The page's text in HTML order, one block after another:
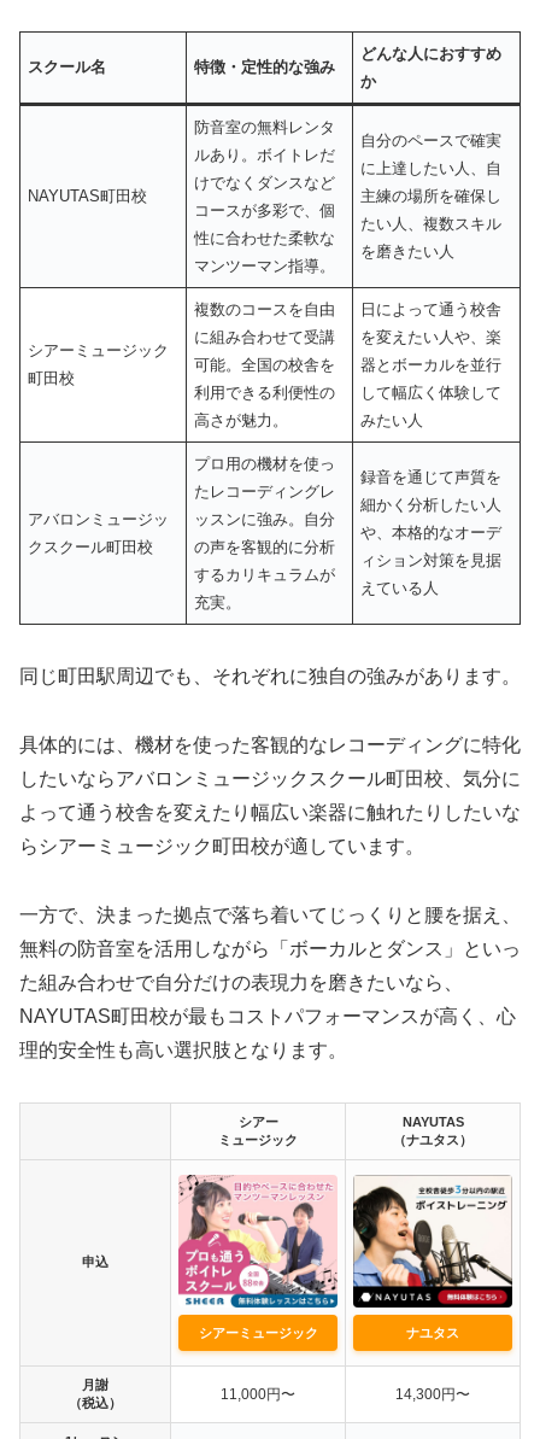
スクール名 特徴・定性的な強み
どんな人におすすめ
か
NAYUTAS町田校
防音室の無料レンタ
ルあり。ボイトレだ
けでなくダンスなど
コースが多彩で、個
性に合わせた柔軟な
マンツーマン指導。
自分のペースで確実
に上達したい人、自
主練の場所を確保し
たい人、複数スキル
を磨きたい人
シアーミュージック
町田校
複数のコースを自由
に組み合わせて受講
可能。全国の校舎を
利用できる利便性の
高さが魅力。
日によって通う校舎
を変えたい人や、楽
器とボーカルを並行
して幅広く体験して
みたい人
アバロンミュージッ
クスクール町田校
プロ用の機材を使っ
たレコーディングレ
ッスンに強み。自分
の声を客観的に分析
するカリキュラムが
充実。
録音を通じて声質を
細かく分析したい人
や、本格的なオーデ
ィション対策を見据
えている人
同じ町田駅周辺でも、それぞれに独自の強みがあります。
具体的には、機材を使った客観的なレコーディングに特化
したいならアバロンミュージックスクール町田校、気分に
よって通う校舎を変えたり幅広い楽器に触れたりしたいな
らシアーミュージック町田校が適しています。
一方で、決まった拠点で落ち着いてじっくりと腰を据え、
無料の防音室を活用しながら「ボーカルとダンス」といっ
た組み合わせで自分だけの表現力を磨きたいなら、
NAYUTAS町田校が最もコストパフォーマンスが高く、心
理的安全性も高い選択肢となります。
シアー
ミュージック
NAYUTAS
（ナユタス）
申込
シアーミュージック ナユタス
月謝
（税込）
11,000円〜 14,300円〜